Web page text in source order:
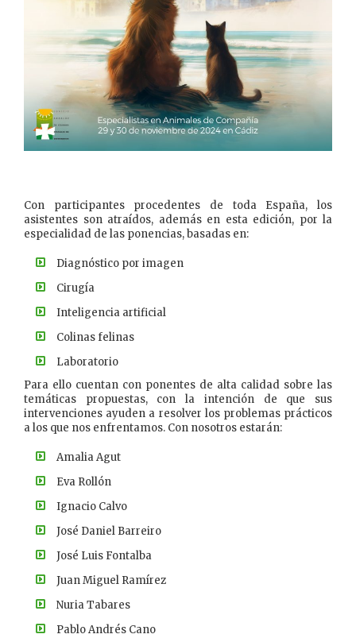
Con participantes procedentes de toda España, los
asistentes son atraídos, además en esta edición, por la
especialidad de las ponencias, basadas en:
Diagnóstico por imagen
Cirugía
Inteligencia artificial
Colinas felinas
Laboratorio
Para ello cuentan con ponentes de alta calidad sobre las
temáticas propuestas, con la intención de que sus
intervenciones ayuden a resolver los problemas prácticos
a los que nos enfrentamos. Con nosotros estarán:
Amalia Agut
Eva Rollón
Ignacio Calvo
José Daniel Barreiro
José Luis Fontalba
Juan Miguel Ramírez
Nuria Tabares
Pablo Andrés Cano